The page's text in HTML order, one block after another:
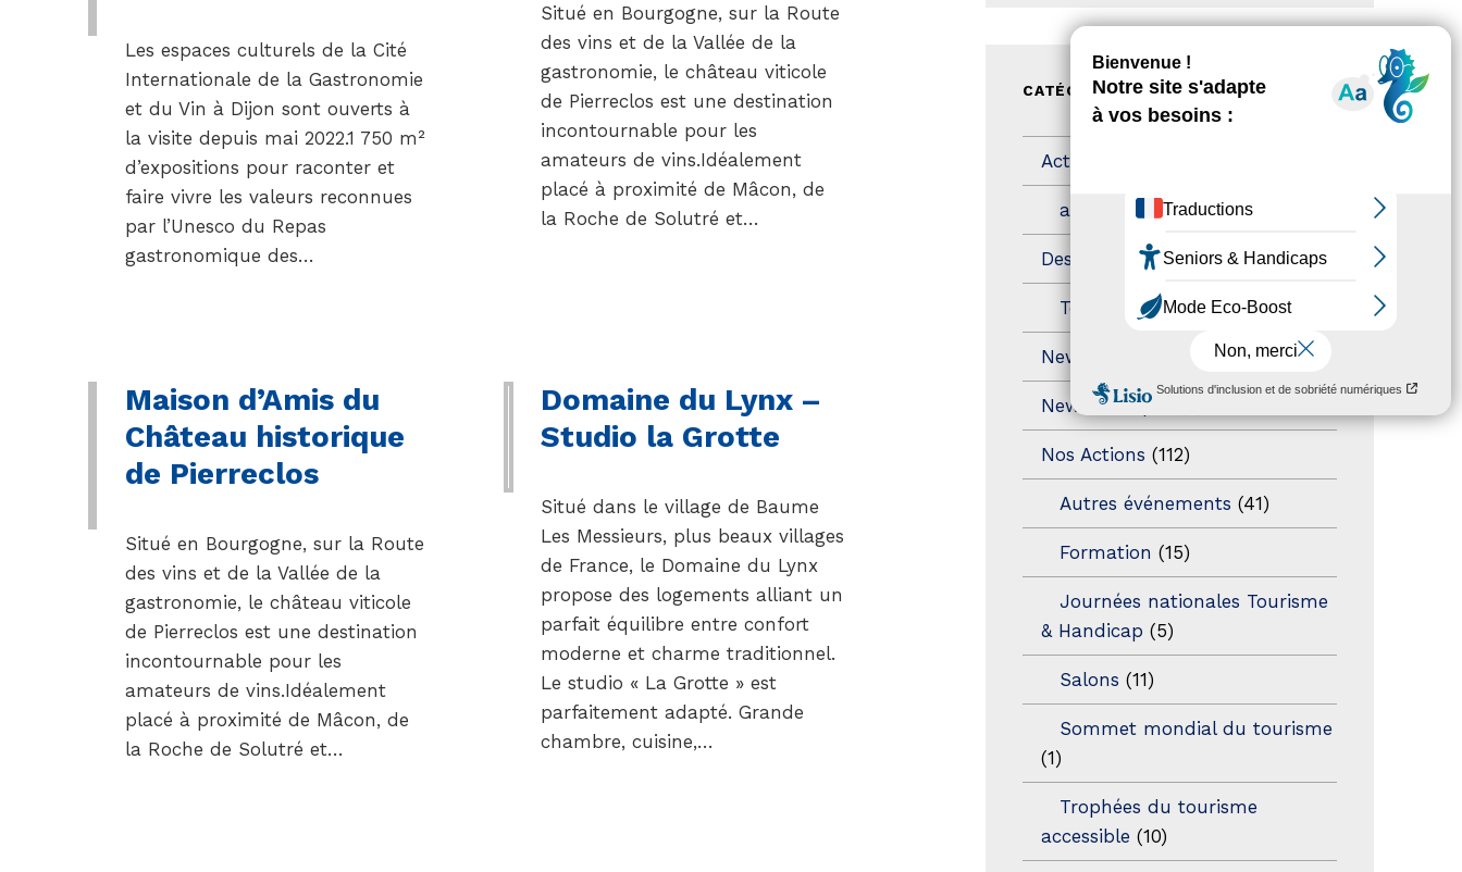
Les espaces culturels de la Cité
Internationale de la Gastronomie
et du Vin à Dijon sont ouverts à
la visite depuis mai 2022.1 750 m²
d’expositions pour raconter et
faire vivre les valeurs reconnues
par l’Unesco du Repas
gastronomique des…
Situé en Bourgogne, sur la Route
des vins et de la Vallée de la
gastronomie, le château viticole
de Pierreclos est une destination
incontournable pour les
amateurs de vins.Idéalement
placé à proximité de Mâcon, de
la Roche de Solutré et…
Maison d’Amis du
Château historique
de Pierreclos
Situé en Bourgogne, sur la Route
des vins et de la Vallée de la
gastronomie, le château viticole
de Pierreclos est une destination
incontournable pour les
amateurs de vins.Idéalement
placé à proximité de Mâcon, de
la Roche de Solutré et…
Domaine du Lynx –
Studio la Grotte
Situé dans le village de Baume
Les Messieurs, plus beaux villages
de France, le Domaine du Lynx
propose des logements alliant un
parfait équilibre entre confort
moderne et charme traditionnel.
Le studio « La Grotte » est
parfaitement adapté. Grande
chambre, cuisine,…
CATÉGORIES
Actualités
actualités (21)
Destination Pour Tous(2)
Territoires labellisés(2)
Newsetter
Newsletter pro
Nos Actions (112)
Autres événements (41)
Formation (15)
Journées nationales Tourisme
& Handicap (5)
Salons (11)
Sommet mondial du tourisme
(1)
Trophées du tourisme
accessible (10)